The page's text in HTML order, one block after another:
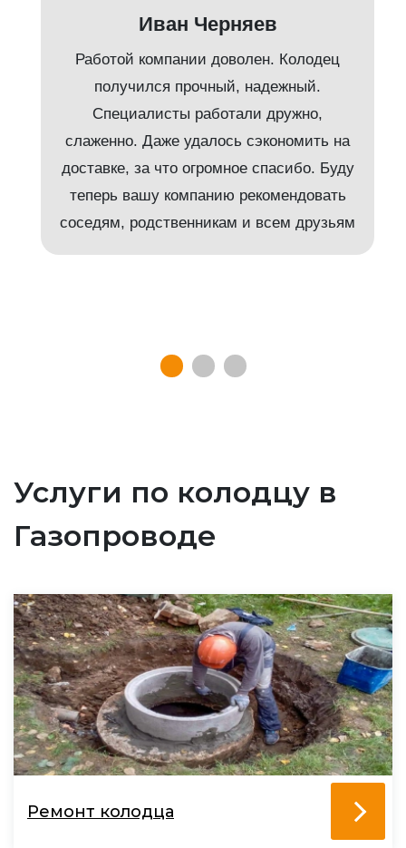
Иван Черняев
Работой компании доволен. Колодец
получился прочный, надежный.
Специалисты работали дружно,
слаженно. Даже удалось сэкономить на
доставке, за что огромное спасибо. Буду
теперь вашу компанию рекомендовать
соседям, родственникам и всем друзьям
Услуги по колодцу в
Газопроводе
Ремонт колодца